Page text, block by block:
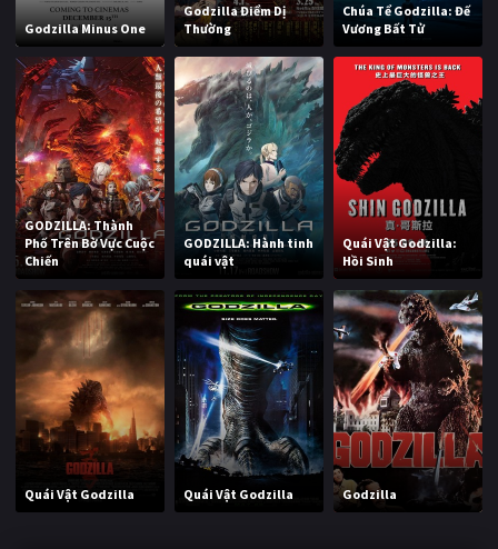
Godzilla Minus One
Godzilla Điểm Dị
Thường
Chúa Tể Godzilla: Đế
Vương Bất Tử
GODZILLA: Thành
Phố Trên Bờ Vực Cuộc
Chiến
GODZILLA: Hành tinh
quái vật
Quái Vật Godzilla:
Hồi Sinh
Quái Vật Godzilla Quái Vật Godzilla Godzilla